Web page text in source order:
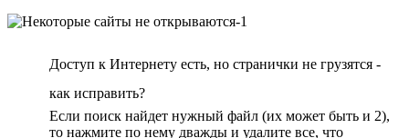
Доступ к Интернету есть, но странички не грузятся -
как исправить?
Если поиск найдет нужный файл (их может быть и 2),
то нажмите по нему дважды и удалите все, что